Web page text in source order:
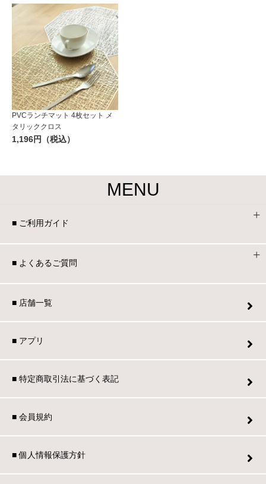
PVCランチマット 4枚セット メ
タリッククロス
1,196円（税込）
MENU
■ ご利用ガイド
■ よくあるご質問
■ 店舗一覧
■ アプリ
■ 特定商取引法に基づく表記
■ 会員規約
■ 個人情報保護方針